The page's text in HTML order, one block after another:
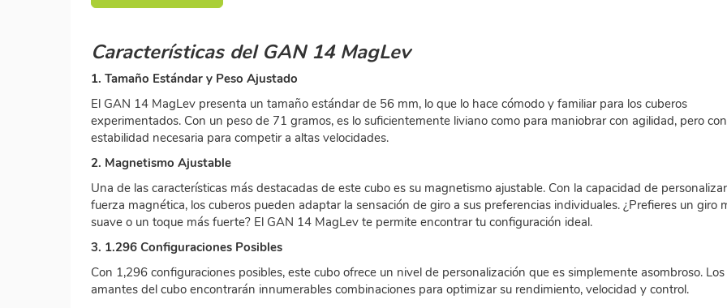
Características del GAN 14 MagLev
1. Tamaño Estándar y Peso Ajustado
El GAN 14 MagLev presenta un tamaño estándar de 56 mm, lo que lo hace cómodo y familiar para los cuberos
experimentados. Con un peso de 71 gramos, es lo suficientemente liviano como para maniobrar con agilidad, pero
estabilidad necesaria para competir a altas velocidades.
2. Magnetismo Ajustable
Una de las características más destacadas de este cubo es su magnetismo ajustable. Con la capacidad de
fuerza magnética, los cuberos pueden adaptar la sensación de giro a sus preferencias individuales. ¿Prefieres un giro
suave o un toque más fuerte? El GAN 14 MagLev te permite encontrar tu configuración ideal.
3. 1.296 Configuraciones Posibles
Con 1,296 configuraciones posibles, este cubo ofrece un nivel de personalización que es simplemente asombroso. Los
amantes del cubo encontrarán innumerables combinaciones para optimizar su rendimiento, velocidad y control.